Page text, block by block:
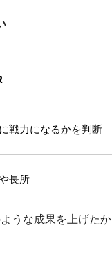
戦力になるかを判断
長所
うな成果を上げたか